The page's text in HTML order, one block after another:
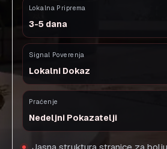
Lokalna Priprema
3-5 dana
Signal Poverenja
Lokalni Dokaz
Praćenje
Nedeljni Pokazatelji